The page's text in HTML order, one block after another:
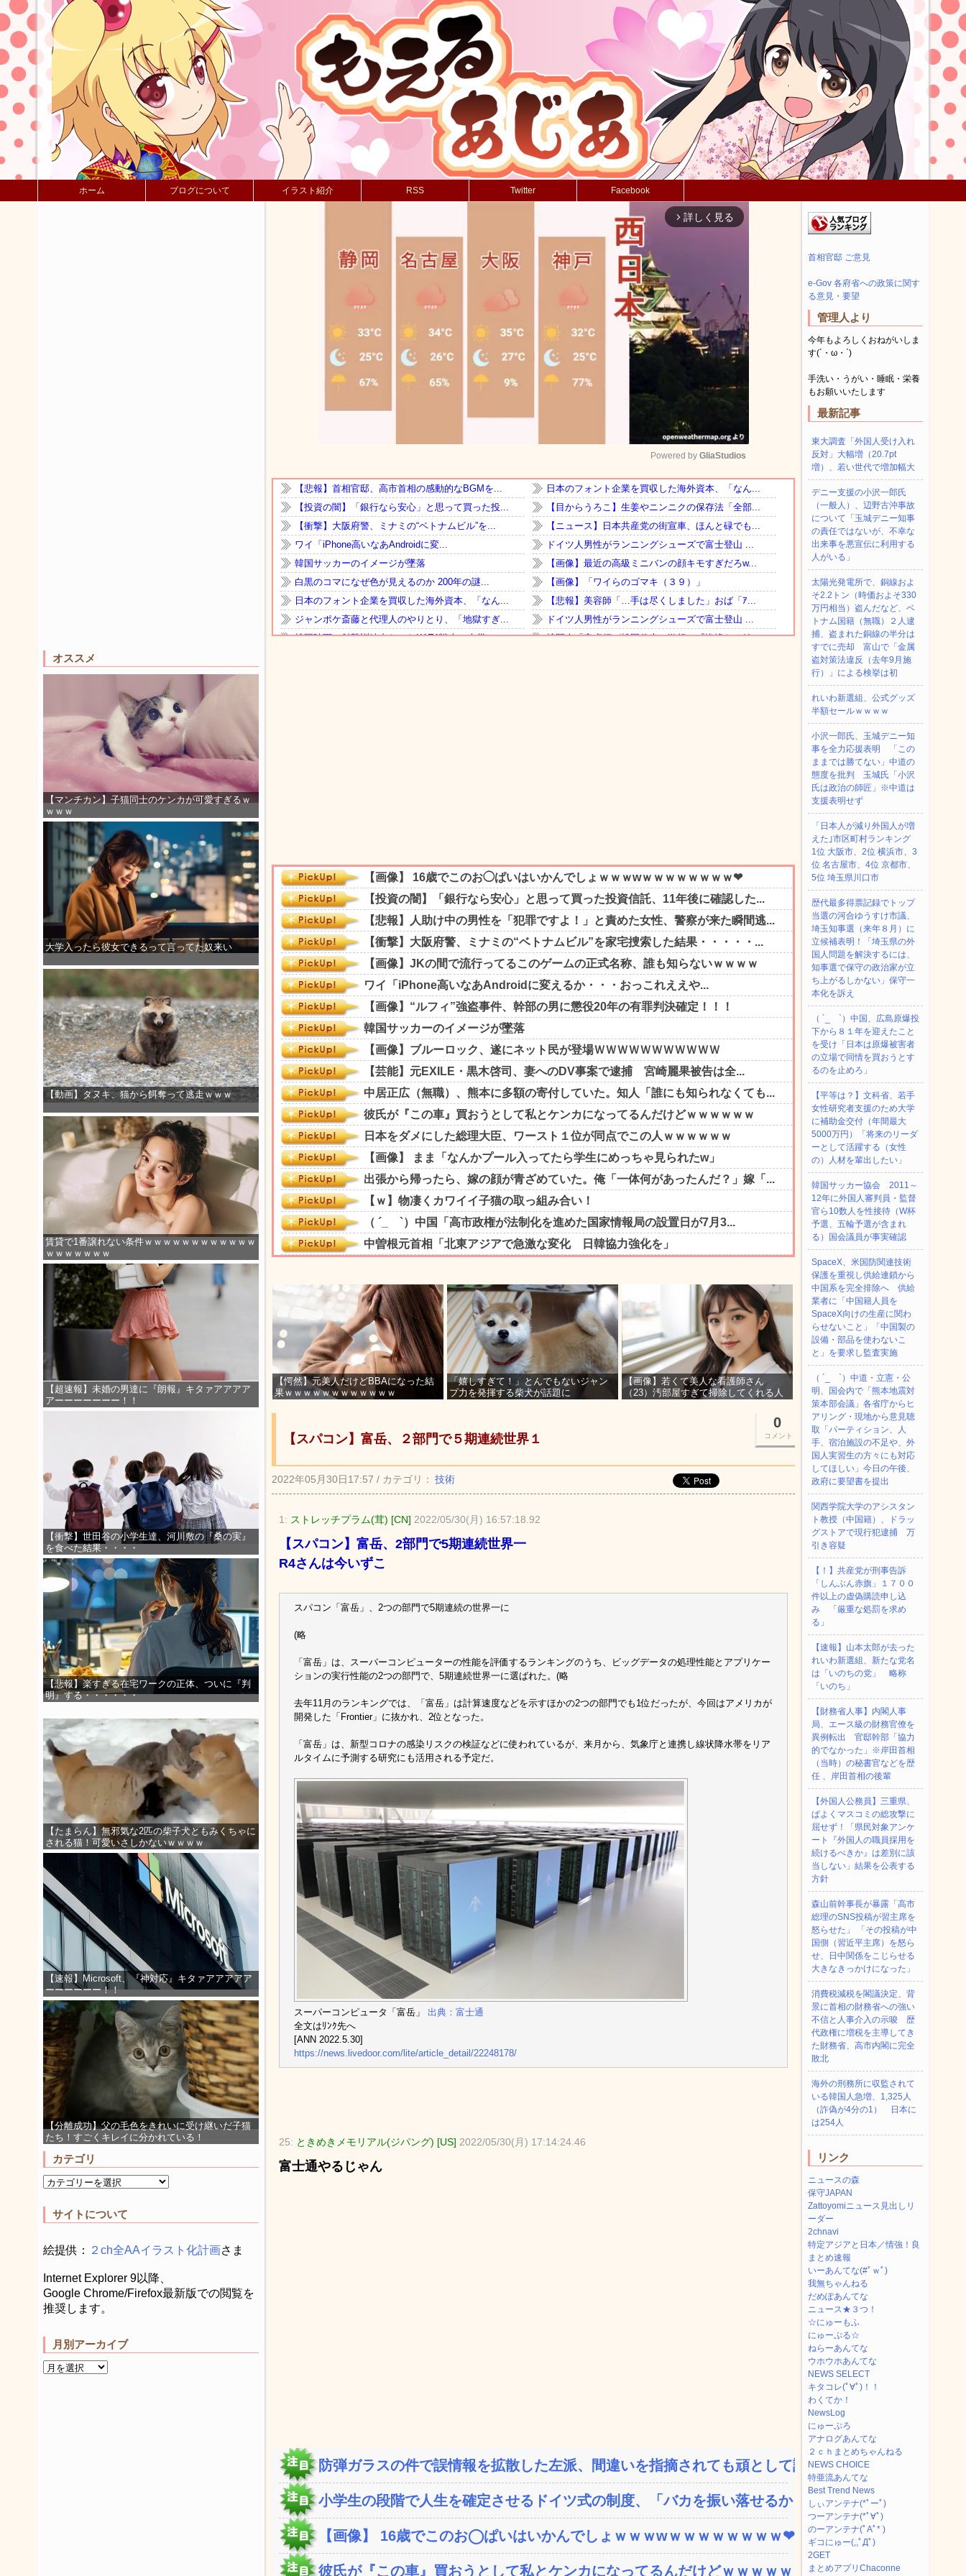
ホーム ブログについて イラスト紹介 RSS Twitter Facebook
オススメ
【マンチカン】子猫同士のケンカが可愛すぎるｗ
ｗｗｗ
大学入ったら彼女できるって言ってた奴来い
【動画】タヌキ、猫から餌奪って逃走ｗｗｗ
賃貸で1番譲れない条件ｗｗｗｗｗｗｗｗｗｗｗｗ
ｗｗｗｗｗｗｗ
【超速報】未婚の男達に『朗報』キタァアアアア
アーーーーーーー！！
【衝撃】世田谷の小学生達、河川敷の『桑の実』
を食べた結果・・・・
【悲報】楽すぎる在宅ワークの正体、ついに『判
明』する・・・・・・
【たまらん】無邪気な2匹の柴子犬ともみくちゃに
される猫！可愛いさしかないｗｗｗｗ
【速報】Microsoft、『神対応』キタァアアアアア
ーーーーーー！！
【分離成功】父の毛色をきれいに受け継いだ子猫
たち！すごくキレイに分かれている！
カテゴリ
サイトについて
絵提供： ２ch全AAイラスト化計画さま
Internet Explorer 9以降、
Google Chrome/Firefox最新版での閲覧を
推奨します。
月別アーカイブ
arrow_forward_ios 詳しく見る
Mute
Powered by GliaStudios
【愕然】元美人だけどBBAになった結
果ｗｗｗｗｗｗｗｗｗｗｗｗ
「嬉しすぎて！」とんでもないジャン
プ力を発揮する柴犬が話題に
【画像】若くて美人な看護師さん
（23）汚部屋すぎて掃除してくれる人
0
コメント
【スパコン】富岳、２部門で５期連続世界１
2022年05月30日17:57 / カテゴリ： 技術
1: ストレッチプラム(茸) [CN] 2022/05/30(月) 16:57:18.92
【スパコン】富岳、2部門で5期連続世界一
R4さんは今いずこ
スパコン「富岳」、2つの部門で5期連続の世界一に
(略
「富岳」は、スーパーコンピューターの性能を評価するランキングのうち、ビッグデータの処理性能とアプリケー
ションの実行性能の2つの部門で、5期連続世界一に選ばれた。(略
去年11月のランキングでは、「富岳」は計算速度などを示すほかの2つの部門でも1位だったが、今回はアメリカが
開発した「Frontier」に抜かれ、2位となった。
「富岳」は、新型コロナの感染リスクの検証などに使われているが、来月から、気象庁と連携し線状降水帯をリア
ルタイムに予測する研究にも活用される予定だ。
スーパーコンピュータ「富岳」 出典：富士通
全文はﾘﾝｸ先へ
[ANN 2022.5.30]
https://news.livedoor.com/lite/article_detail/22248178/
25: ときめきメモリアル(ジパング) [US] 2022/05/30(月) 17:14:24.46
富士通やるじゃん
防弾ガラスの件で誤情報を拡散した左派、間違いを指摘されても頑として認め...
小学生の段階で人生を確定させるドイツ式の制度、「バカを振い落せるから合...
【画像】 16歳でこのお◯ぱいはいかんでしょｗｗｗwｗｗｗｗｗｗｗｗ❤
彼氏が『この車』買おうとして私とケンカになってるんだけどｗｗｗｗｗｗ
首相官邸 ご意見
e-Gov 各府省への政策に関す
る意見・要望
管理人より
今年もよろしくおねがいしま
す(´・ω・`)
手洗い・うがい・睡眠・栄養
もお願いいたします
最新記事
東大調査「外国人受け入れ
反対」大幅増（20.7pt
増）、若い世代で増加幅大
デニー支援の小沢一郎氏
（一般人）、辺野古沖事故
について「玉城デニー知事
の責任ではないが、不幸な
出来事を悪宣伝に利用する
人がいる」
太陽光発電所で、銅線およ
そ2.2トン（時価およそ330
万円相当）盗んだなど、ベ
トナム国籍（無職）２人逮
捕、盗まれた銅線の半分は
すでに売却 富山で「金属
盗対策法違反（去年9月施
行）」による検挙は初
れいわ新選組、公式グッズ
半額セールｗｗｗｗ
小沢一郎氏、玉城デニー知
事を全力応援表明 「この
ままでは勝てない」中道の
態度を批判 玉城氏「小沢
氏は政治の師匠」※中道は
支援表明せず
「日本人が減り外国人が増
えた｣市区町村ランキング
1位 大阪市、2位 横浜市、3
位 名古屋市、4位 京都市、
5位 埼玉県川口市
歴代最多得票記録でトップ
当選の河合ゆうすけ市議、
埼玉知事選（来年８月）に
立候補表明！「埼玉県の外
国人問題を解決するには、
知事選で保守の政治家が立
ち上がるしかない」保守一
本化を訴え
（ ´_ゝ`）中国、広島原爆投
下から８１年を迎えたこと
を受け「日本は原爆被害者
の立場で同情を買おうとす
るのを止めろ」
【平等は？】文科省、若手
女性研究者支援のため大学
に補助金交付（年間最大
5000万円）「将来のリーダ
ーとして活躍する（女性
の）人材を輩出したい」
韓国サッカー協会 2011～
12年に外国人審判員・監督
官ら10数人を性接待（W杯
予選、五輪予選が含まれ
る）国会議員が事実確認
SpaceX、米国防関連技術
保護を重視し供給連鎖から
中国系を完全排除へ 供給
業者に「中国籍人員を
SpaceX向けの生産に関わ
らせないこと」「中国製の
設備・部品を使わないこ
と」を要求し監査実施
（ ´_ゝ`）中道・立憲・公
明、国会内で「熊本地震対
策本部会議」各省庁からヒ
アリング・現地から意見聴
取「パーティション、人
手、宿泊施設の不足や、外
国人実習生の方々にも対応
してほしい」今日の午後、
政府に要望書を提出
関西学院大学のアシスタン
ト教授（中国籍）、ドラッ
グストアで現行犯逮捕 万
引き容疑
【！】共産党が刑事告訴
「しんぶん赤旗」１７００
件以上の虚偽購読申し込
み 「厳重な処罰を求め
る」
【速報】山本太郎が去った
れいわ新選組、新たな党名
は「いのちの党」 略称
「いのち」
【財務省人事】内閣人事
局、エース級の財務官僚を
異例転出 官邸幹部「協力
的でなかった」※岸田首相
（当時）の秘書官などを歴
任 、岸田首相の後輩
【外国人公務員】三重県、
ぱよくマスコミの総攻撃に
屈せず！「県民対象アンケ
ート『外国人の職員採用を
続けるべきか』は差別に該
当しない」結果を公表する
方針
森山前幹事長が暴露「高市
総理のSNS投稿が習主席を
怒らせた」 「その投稿が中
国側（習近平主席）を怒ら
せ、日中関係をこじらせる
大きなきっかけになった」
消費税減税を閣議決定、背
景に首相の財務省への強い
不信と人事介入の示唆 歴
代政権に増税を主導してき
た財務省、高市内閣に完全
敗北
海外の刑務所に収監されて
いる韓国人急増、1,325人
（詐偽が4分の1） 日本に
は254人
リンク
ニュースの森
保守JAPAN
Zattoyomiニュース見出しリ
ーダー
2chnavi
特定アジアと日本／情強！良
まとめ速報
いーあんてな(#ﾟｗﾟ)
我無ちゃんねる
だめぽあんてな
ニュース★３つ！
☆にゅーもふ
にゅーぷる☆
ねらーあんてな
ウホウホあんてな
NEWS SELECT
キタコレ(ﾟ∀ﾟ)！！
わくてか！
NewsLog
にゅーぷろ
アナログあんてな
２ｃｈまとめちゃんねる
NEWS CHOICE
特亜流あんてな
Best Trend News
しぃアンテナ(*ﾟーﾟ)
つーアンテナ(*ﾟ∀ﾟ)
のーアンテナ(ﾟAﾟ* )
ギコにゅー(,,ﾟДﾟ)
2GET
まとめアプリChaconne